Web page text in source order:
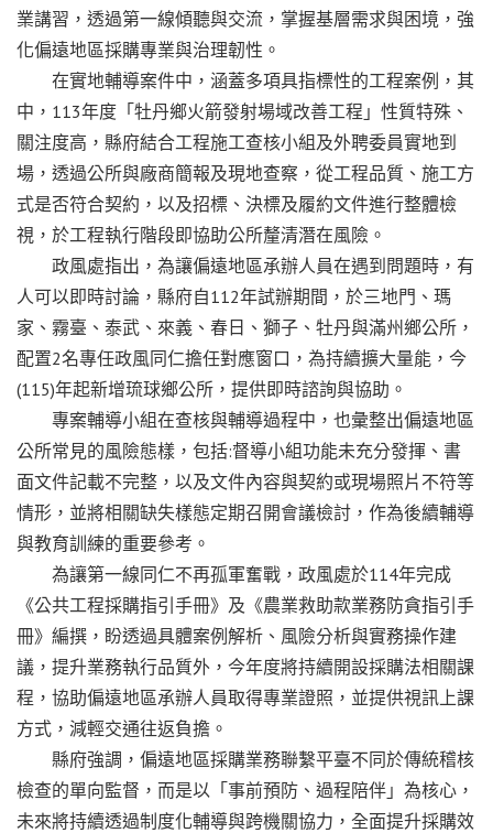
業講習，透過第一線傾聽與交流，掌握基層需求與困境，強
化偏遠地區採購專業與治理韌性。
在實地輔導案件中，涵蓋多項具指標性的工程案例，其
中，113年度「牡丹鄉火箭發射場域改善工程」性質特殊、
關注度高，縣府結合工程施工查核小組及外聘委員實地到
場，透過公所與廠商簡報及現地查察，從工程品質、施工方
式是否符合契約，以及招標、決標及履約文件進行整體檢
視，於工程執行階段即協助公所釐清潛在風險。
政風處指出，為讓偏遠地區承辦人員在遇到問題時，有
人可以即時討論，縣府自112年試辦期間，於三地門、瑪
家、霧臺、泰武、來義、春日、獅子、牡丹與滿州鄉公所，
配置2名專任政風同仁擔任對應窗口，為持續擴大量能，今
(115)年起新增琉球鄉公所，提供即時諮詢與協助。
專案輔導小組在查核與輔導過程中，也彙整出偏遠地區
公所常見的風險態樣，包括:督導小組功能未充分發揮、書
面文件記載不完整，以及文件內容與契約或現場照片不符等
情形，並將相關缺失樣態定期召開會議檢討，作為後續輔導
與教育訓練的重要參考。
為讓第一線同仁不再孤軍奮戰，政風處於114年完成
《公共工程採購指引手冊》及《農業救助款業務防貪指引手
冊》編撰，盼透過具體案例解析、風險分析與實務操作建
議，提升業務執行品質外，今年度將持續開設採購法相關課
程，協助偏遠地區承辦人員取得專業證照，並提供視訊上課
方式，減輕交通往返負擔。
縣府強調，偏遠地區採購業務聯繫平臺不同於傳統稽核
檢查的單向監督，而是以「事前預防、過程陪伴」為核心，
未來將持續透過制度化輔導與跨機關協力，全面提升採購效